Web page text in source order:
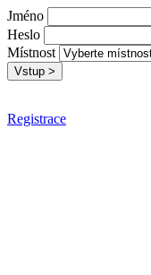
Jméno
Heslo
Místnost
Registrace